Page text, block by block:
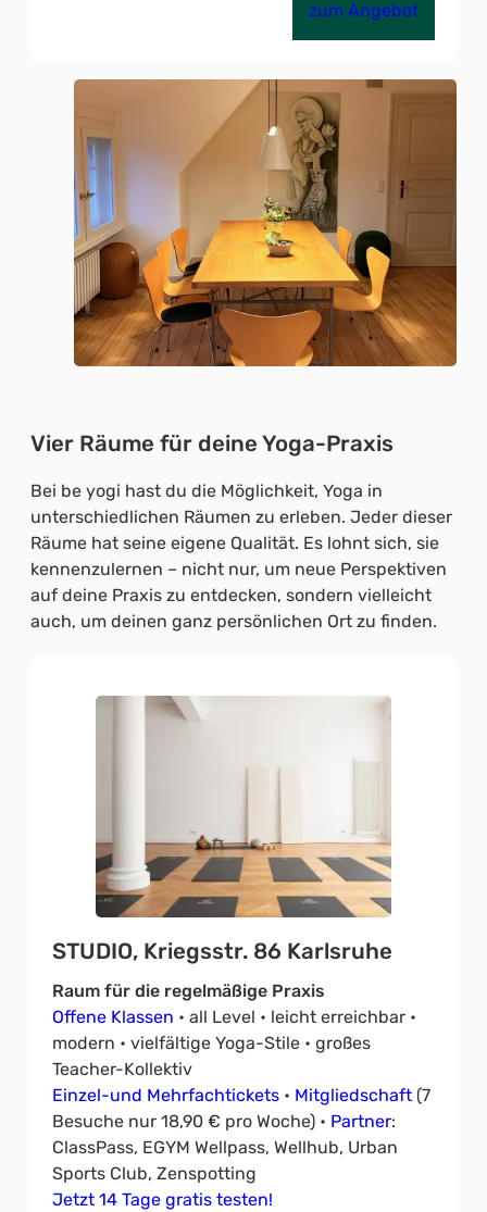
zum Angebot
Vier Räume für deine Yoga-Praxis
Bei be yogi hast du die Möglichkeit, Yoga in
unterschiedlichen Räumen zu erleben. Jeder dieser
Räume hat seine eigene Qualität. Es lohnt sich, sie
kennenzulernen – nicht nur, um neue Perspektiven
auf deine Praxis zu entdecken, sondern vielleicht
auch, um deinen ganz persönlichen Ort zu finden.
STUDIO, Kriegsstr. 86 Karlsruhe
Raum für die regelmäßige Praxis
Offene Klassen • all Level • leicht erreichbar •
modern • vielfältige Yoga-Stile • großes
Teacher-Kollektiv
Einzel-und Mehrfachtickets • Mitgliedschaft (7
Besuche nur 18,90 € pro Woche) • Partner:
ClassPass, EGYM Wellpass, Wellhub, Urban
Sports Club, Zenspotting
Jetzt 14 Tage gratis testen!